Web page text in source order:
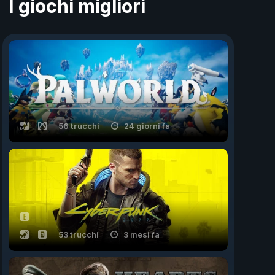
I giochi migliori
56 trucchi 24 giorni fa
53 trucchi 3 mesi fa